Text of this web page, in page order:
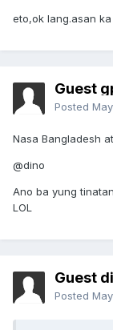
eto,ok lang.asan
Guest
Posted
Nasa Bangladesh
@dino
Ano ba yung
LOL
Guest
Posted